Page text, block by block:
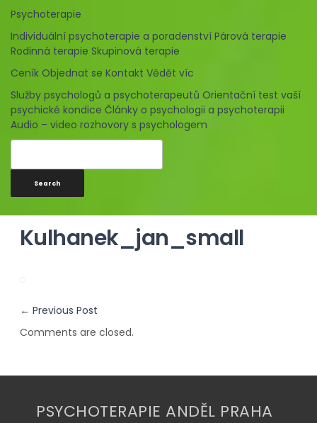
Psychoterapie
Individuální psychoterapie a poradenství Párová terapie
Rodinná terapie Skupinová terapie
Ceník Objednat se Kontakt Vědět víc
Služby psychologů a psychoterapeutů Orientační test vaší
psychické kondice Články o psychologii a psychoterapii
Audio – video rozhovory s psychologem
Kulhanek_jan_small
← Previous Post
Comments are closed.
PSYCHOTERAPIE ANDĚL PRAHA